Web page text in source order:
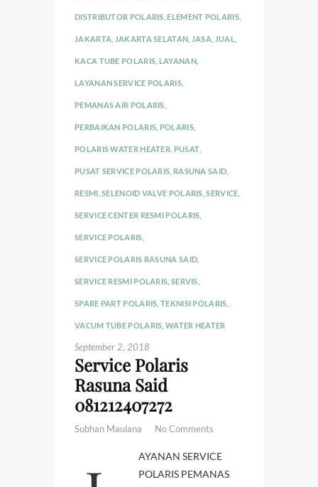
DISTRIBUTOR POLARIS ,ELEMENT POLARIS,
JAKARTA JAKARTA SELATAN JASA JUAL
KACA TUBE POLARIS LAYANAN,
LAYANAN SERVICE POLARIS,
PEMANAS AIR POLARIS
PERBAIKAN POLARIS POLARIS,
POLARIS WATER HEATER PUSAT
PUSAT SERVICE POLARIS RASUNA SAID
RESMI ,SELENOID VALVE POLARIS ,SERVICE
SERVICE CENTER RESMI POLARIS
SERVICE POLARIS
SERVICE POLARIS RASUNA SAID
SERVICE RESMI POLARIS SERVIS
SPARE PART POLARIS ,TEKNISI POLARIS
VACUM TUBE POLARIS ,WATER HEATER
September 2, 2018
Service Polaris
Rasuna Said
081212407272
Subhan Maulana No Comments
POLARIS PEMANAS